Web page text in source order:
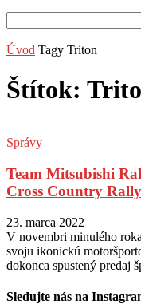
Úvod Tagy Triton
Štítok:
Správy
Team Mitsubishi
Cross Country
23. marca 2022
V novembri minulého
svoju ikonickú
dokonca spustený predaj
Sledujte nás na